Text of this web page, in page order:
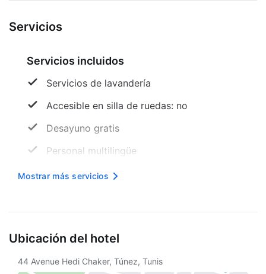
Servicios
Servicios incluidos
Servicios de lavandería
Accesible en silla de ruedas: no
Desayuno gratis
Personal multilingüe
Internet inalámbrico en cortesía
Asador
Seguro
Mostrar más servicios
Ubicación del hotel
44 Avenue Hedi Chaker, Túnez, Tunis